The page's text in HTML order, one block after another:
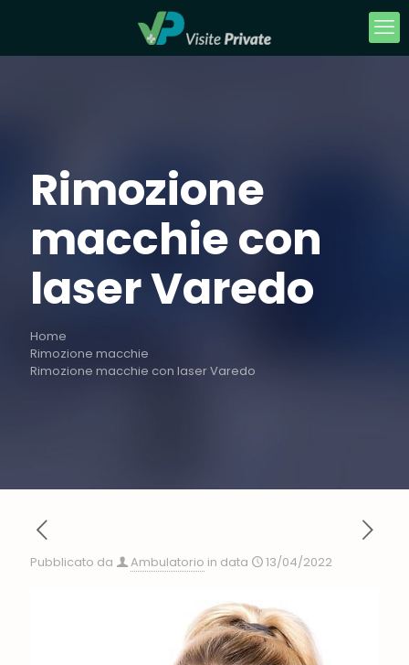
Rimozione
macchie con
laser Varedo
Home
Rimozione macchie
Rimozione macchie con laser Varedo
Pubblicato da Ambulatorio in data 13/04/2022